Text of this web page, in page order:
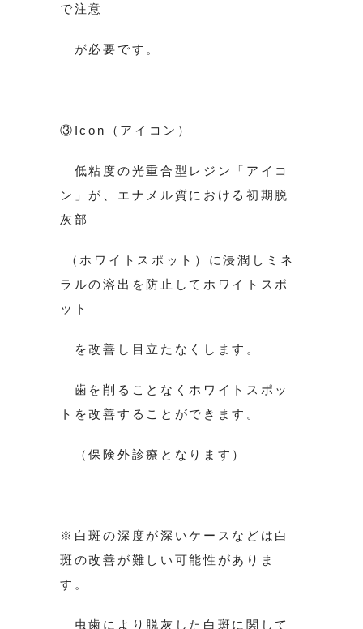
で注意
が必要です。
③Icon（アイコン）
低粘度の光重合型レジン「アイコ
ン」が、エナメル質における初期脱
灰部
（ホワイトスポット）に浸潤しミネ
ラルの溶出を防止してホワイトスポ
ット
を改善し目立たなくします。
歯を削ることなくホワイトスポッ
トを改善することができます。
（保険外診療となります）
※白斑の深度が深いケースなどは白
斑の改善が難しい可能性がありま
す。
虫歯により脱灰した白斑に関して